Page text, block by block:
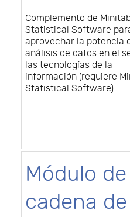
Complemento de
Statistical Software
aprovechar la potencia
análisis de datos en el
las tecnologías de la
información (requiere
Statistical Software)
Módulo de
cadena de